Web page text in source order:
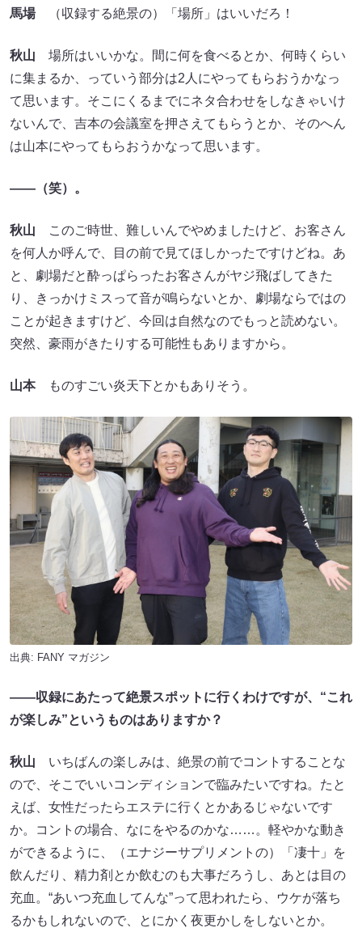
馬場（収録する絶景の）「場所」はいいだろ！
秋山 場所はいいかな。間に何を食べるとか、何時くらい
に集まるか、っていう部分は2人にやってもらおうかなっ
て思います。そこにくるまでにネタ合わせをしなきゃいけ
ないんで、吉本の会議室を押さえてもらうとか、そのへん
は山本にやってもらおうかなって思います。
――（笑）。
秋山 このご時世、難しいんでやめましたけど、お客さん
を何人か呼んで、目の前で見てほしかったですけどね。あ
と、劇場だと酔っぱらったお客さんがヤジ飛ばしてきた
り、きっかけミスって音が鳴らないとか、劇場ならではの
ことが起きますけど、今回は自然なのでもっと読めない。
突然、豪雨がきたりする可能性もありますから。
山本ものすごい炎天下とかもありそう。
出典: FANY マガジン
――収録にあたって絶景スポットに行くわけですが、“これ
が楽しみ”というものはありますか？
秋山 いちばんの楽しみは、絶景の前でコントすることな
ので、そこでいいコンディションで臨みたいですね。たと
えば、女性だったらエステに行くとかあるじゃないです
か。コントの場合、なにをやるのかな……。軽やかな動き
ができるように、（エナジーサプリメントの）「凄十」を
飲んだり、精力剤とか飲むのも大事だろうし、あとは目の
充血。“あいつ充血してんな”って思われたら、ウケが落ち
るかもしれないので、とにかく夜更かしをしないとか。